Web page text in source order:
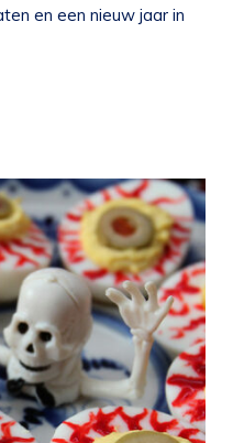
en een nieuw jaar in